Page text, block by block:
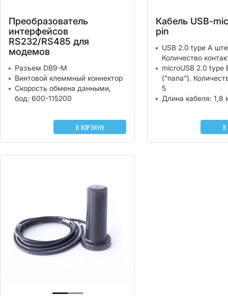
Преобразователь
интерфейсов
RS232/RS485 для
модемов
Разъем DB9-M
Винтовой клеммный коннектор
Скорость обмена данными,
бод: 600-115200
В КОРЗИНУ
Кабель USB-
pin
USB 2.0 type A
Количество
microUSB 2.0 type
("папа").
5
Длина кабеля: 1,8
В